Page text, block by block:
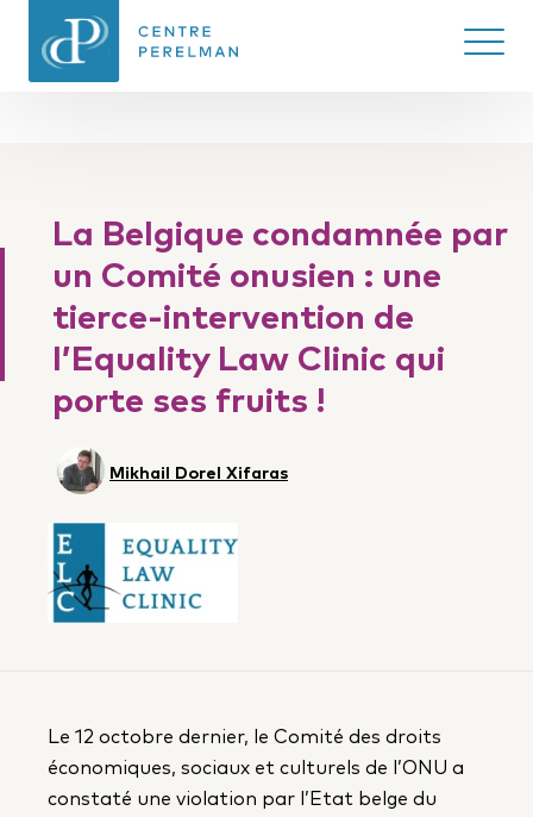
DU DROIT
Ouvrir/
La Belgique condamnée par
un Comité onusien : une
tierce-intervention de
l’Equality Law Clinic qui
porte ses fruits !
Mikhail Dorel Xifaras
Le 12 octobre dernier, le Comité des droits
économiques, sociaux et culturels de l’ONU a
constaté une violation par l’Etat belge du